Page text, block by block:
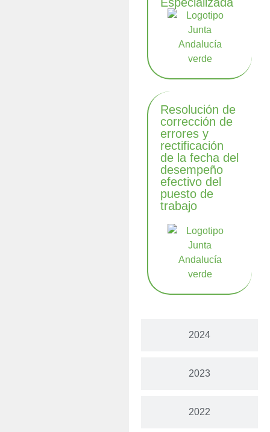
2024
2023
2022
Resolución de
corrección de
errores y
rectificación
de la fecha del
desempeño
efectivo del
puesto de
trabajo